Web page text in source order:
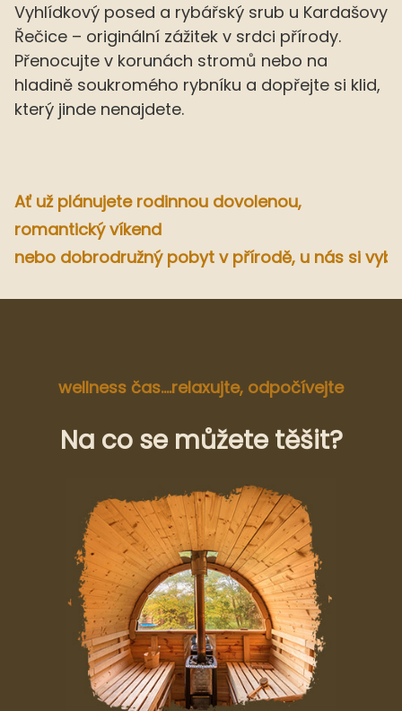
Vyhlídkový posed a rybářský srub u Kardašovy
Řečice – originální zážitek v srdci přírody.
Přenocujte v korunách stromů nebo na
hladině soukromého rybníku a dopřejte si klid,
který jinde nenajdete.
Ať už plánujete rodinnou dovolenou,
romantický víkend
nebo dobrodružný pobyt v přírodě, u nás si
wellness čas....relaxujte, odpočívejte
Na co se můžete těšit?